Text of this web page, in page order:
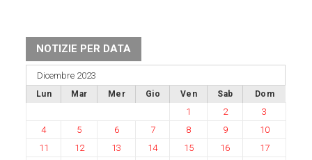
NOTIZIE PER DATA
Dicembre 2023
Lun Mar Mer Gio Ven Sab Dom
1 2
3
4
5 6 7 8 9
10
11
12 13 14 15 16
17